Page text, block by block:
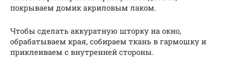
покрываем домик акриловым лаком.
Чтобы сделать аккуратную шторку на окно,
обрабатываем края, собираем ткань в гармошку и
приклеиваем с внутренней стороны.